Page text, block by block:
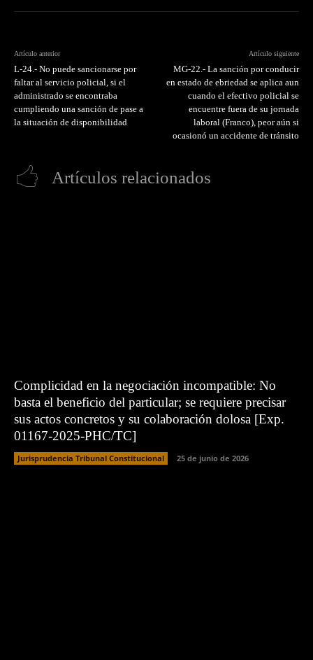
Artículo anterior
L-24.- No puede sancionarse por
faltar al servicio policial, si el
administrado se encontraba
cumpliendo una sanción de pase a
la situación de disponibilidad
Artículo siguiente
MG-22.- La sanción por conducir
en estado de ebriedad se aplica aun
cuando el efectivo policial se
encuentre fuera de su jornada
laboral (Franco), peor aún si
ocasionó un accidente de tránsito
Artículos relacionados
Complicidad en la negociación incompatible: No
basta el beneficio del particular; se requiere precisar
sus actos concretos y su colaboración dolosa [Exp.
01167-2025-PHC/TC]
Jurisprudencia Tribunal Constitucional 25 de junio de 2026